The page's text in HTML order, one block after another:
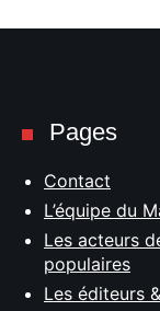
Pages
Contact
L’équipe du
Les acteurs
populaires
Les éditeurs